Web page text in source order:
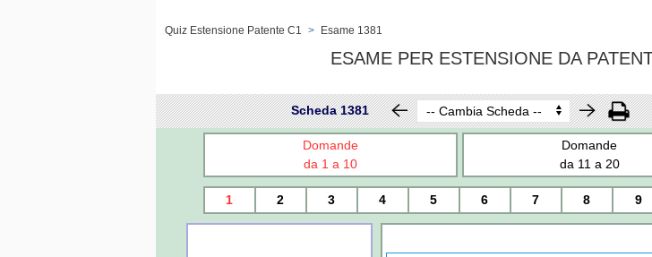
Quiz Estensione Patente C1 > Esame 1381
ESAME PER ESTENSIONE DA
Scheda 1381
Domande
da 1 a 10
Domande
da 11 a 20
1 2 3 4 5 6 7 8 9